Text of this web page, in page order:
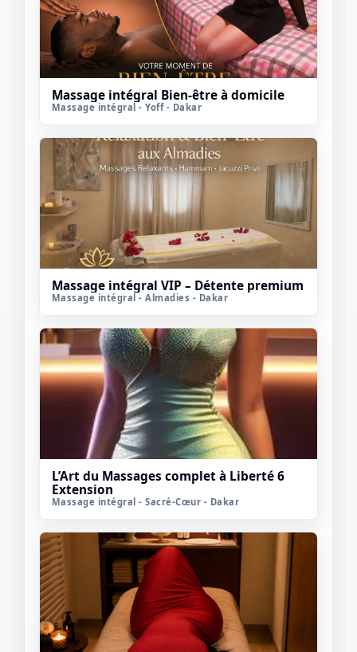
Massage intégral - Yoff - Dakar
Massage intégral Bien-être à domicile
Massage intégral - Almadies - Dakar
Massage intégral VIP – Détente premium
Massage intégral - Sacré-Cœur - Dakar
L’Art du Massages complet à Liberté 6
Extension